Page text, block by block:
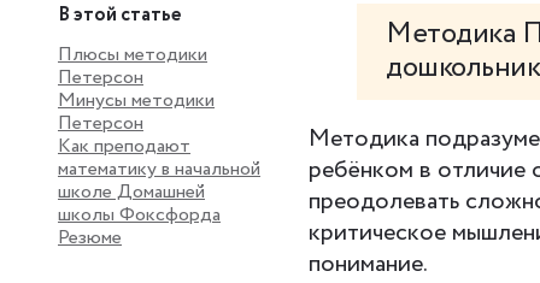
В этой статье
Плюсы методики
Петерсон
Минусы методики
Петерсон
Как преподают
математику в начальной
школе Домашней
школы Фоксфорда
Резюме
Методика
Методика
ребёнком в отличие
преодолевать
критическое
понимание.